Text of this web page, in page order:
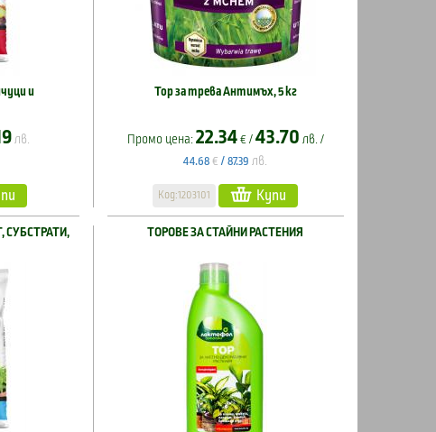
и
лв.
Тор за трева Антимъх, 5 кг
Промо цена: 22.34 € / 43.70 лв. /
44.68 € /87.39 лв.
Код:1203101 Купи
СУБСТРАТИ,
ТОРОВЕ ЗА СТАЙНИ РАСТЕНИЯ